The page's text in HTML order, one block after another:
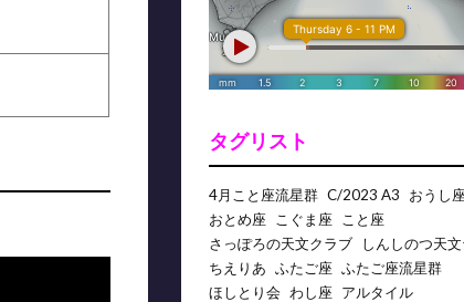
タグリスト
4月こと座流星群 C/2023 A3
おうし
おとめ座
こぐま座
こと座
さっぽろの天文クラブ
しんしのつ天文
ちえりあ ふたご座 ふたご座流星群
ほしとり会
わし座 アルタイル